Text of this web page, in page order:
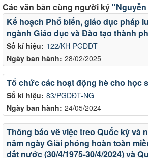
Các văn bản cùng người ký
Số kí hiệu: 122/KH-PGDĐT
Ngày ban hành: 28/02/2025
Kế hoạch Phổ biến, giáo dục pháp
ngành Giáo dục và Đào tạo thành
Số kí hiệu: 83/PGDĐT-NG
Ngày ban hành: 24/05/2024
Tổ chức các hoạt động hè cho học
Thông báo về việc treo Quốc kỳ và
năm ngày Giải phóng hoàn toàn
đất nước (30/4/1975-30/4/2024) và